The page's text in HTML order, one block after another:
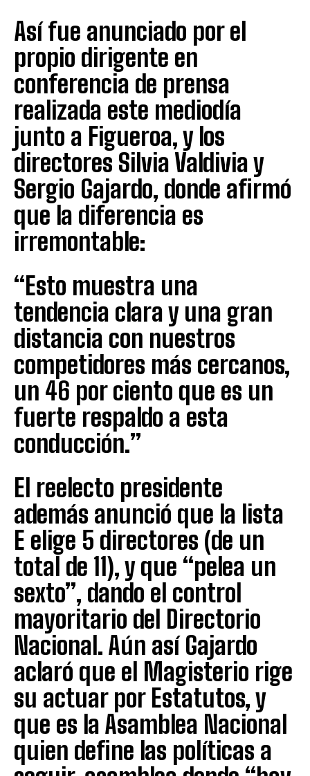
Así fue anunciado por el
propio dirigente en
conferencia de prensa
realizada este mediodía
junto a Figueroa, y los
directores Silvia Valdivia y
Sergio Gajardo, donde afirmó
que la diferencia es
irremontable:
“Esto muestra una
tendencia clara y una gran
distancia con nuestros
competidores más cercanos,
un 46 por ciento que es un
fuerte respaldo a esta
conducción.”
El reelecto presidente
además anunció que la lista
E elige 5 directores (de un
total de 11), y que “pelea un
sexto”, dando el control
mayoritario del Directorio
Nacional. Aún así Gajardo
aclaró que el Magisterio rige
su actuar por Estatutos, y
que es la Asamblea Nacional
quien define las políticas a